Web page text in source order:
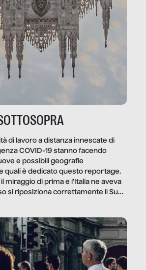
di lavoro a distanza innescate di
COVID-19 stanno facendo
e possibili geografie
quali è dedicato questo reportage.
miraggio di prima e l’Italia ne aveva
si riposiziona correttamente il Sud